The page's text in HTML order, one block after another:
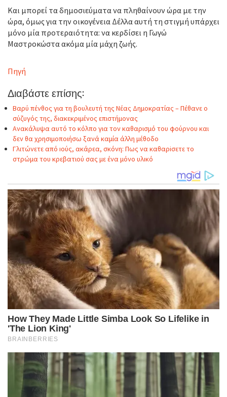
Και μπορεί τα δημοσιεύματα να πληθαίνουν ώρα με την
ώρα, όμως για την οικογένεια Δέλλα αυτή τη στιγμή υπάρχει
μόνο μία προτεραιότητα: να κερδίσει η Γωγώ
Μαστροκώστα ακόμα μία μάχη ζωής.
Πηγή
Διαβάστε επίσης:
Βαρύ πένθος για τη βουλευτή της Νέας Δημοκρατίας – Πέθανε ο
σύζυγός της, διακεκριμένος επιστήμονας
Ανακάλυψα αυτό το κόλπο για τον καθαρισμό του φούρνου και
δεν θα χρησιμοποιήσω ξανά καμία άλλη μέθοδο
Γλιτώνετε από ıούς, ακάρεα, σκόνη: Πως να καθαρiσετε το
στρώμα του κρεβατιού σας με ένα μόνο υλıκό